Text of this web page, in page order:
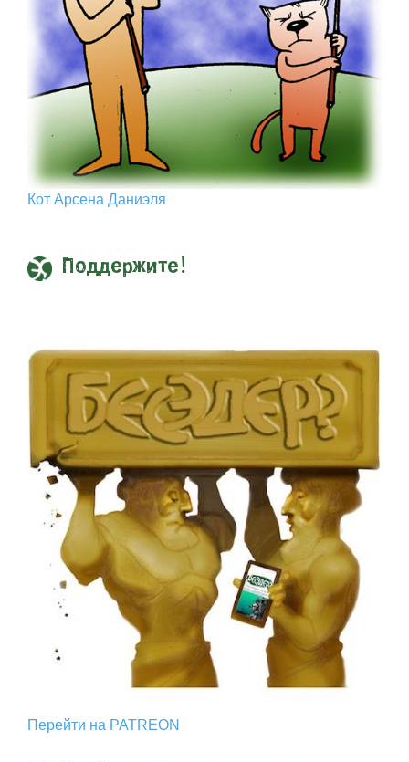
Кот Арcена Даниэля
Поддержите!
Перейти на PATREON